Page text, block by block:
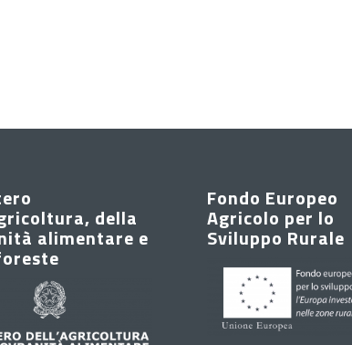
della
alimentare e
Fondo Europeo
Agricolo per lo
Sviluppo Rurale